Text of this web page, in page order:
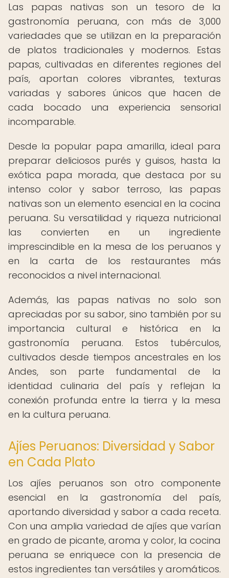
Las papas nativas son un tesoro de la
gastronomía peruana, con más de 3,000
variedades que se utilizan en la preparación
de platos tradicionales y modernos. Estas
papas, cultivadas en diferentes regiones del
país, aportan colores vibrantes, texturas
variadas y sabores únicos que hacen de
cada bocado una experiencia sensorial
incomparable.
Desde la popular papa amarilla, ideal para
preparar deliciosos purés y guisos, hasta la
exótica papa morada, que destaca por su
intenso color y sabor terroso, las papas
nativas son un elemento esencial en la cocina
peruana. Su versatilidad y riqueza nutricional
las convierten en un ingrediente
imprescindible en la mesa de los peruanos y
en la carta de los restaurantes más
reconocidos a nivel internacional.
Además, las papas nativas no solo son
apreciadas por su sabor, sino también por su
importancia cultural e histórica en la
gastronomía peruana. Estos tubérculos,
cultivados desde tiempos ancestrales en los
Andes, son parte fundamental de la
identidad culinaria del país y reflejan la
conexión profunda entre la tierra y la mesa
en la cultura peruana.
Ajíes Peruanos: Diversidad y Sabor
en Cada Plato
Los ajíes peruanos son otro componente
esencial en la gastronomía del país,
aportando diversidad y sabor a cada receta.
Con una amplia variedad de ajíes que varían
en grado de picante, aroma y color, la cocina
peruana se enriquece con la presencia de
estos ingredientes tan versátiles y aromáticos.